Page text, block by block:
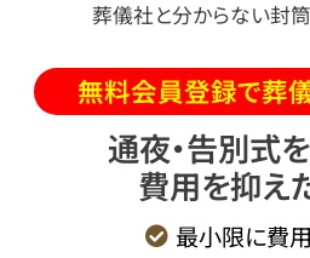
葬儀社と分からない封
無料会員登録で葬
通夜・告別式
費用を抑え
最小限に費